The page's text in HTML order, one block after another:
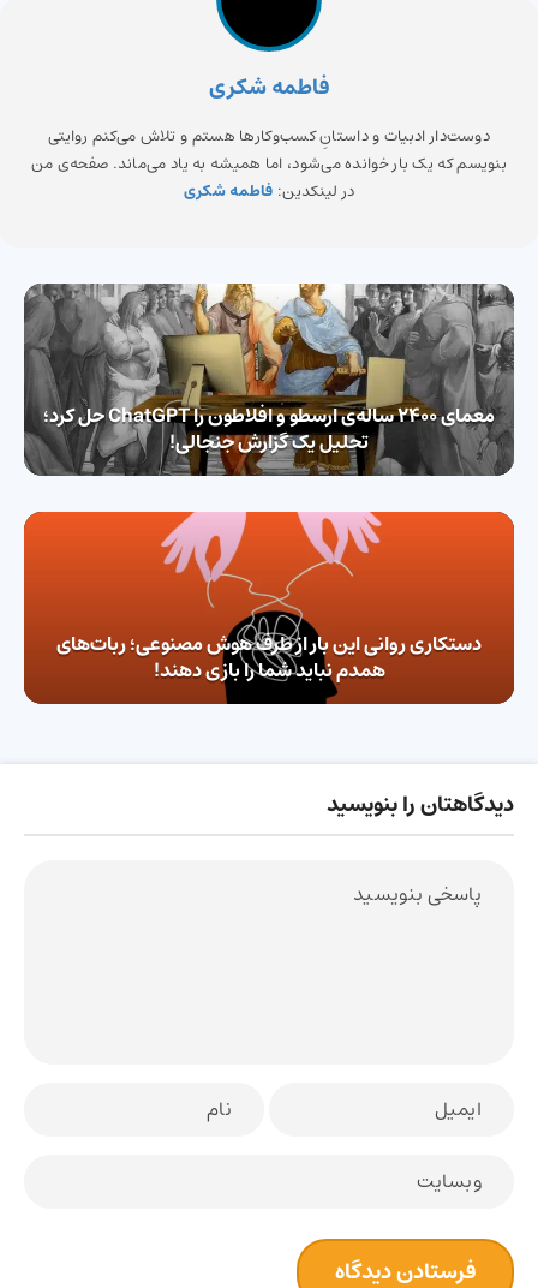
فاطمه شکری
دوست‌دار ادبیات و داستانِ کسب‌وکارها هستم و تلاش می‌کنم روایتی
بنویسم که یک بار خوانده می‌شود، اما همیشه به یاد می‌ماند. صفحه‌ی من
در لینکدین: فاطمه شکری
معمای 2400 ساله‌ی ارسطو و افلاطون را ChatGPT حل کرد؛
تحلیل یک گزارش جنجالی!
دستکاری روانی این بار از طرف هوش مصنوعی؛ ربات‌های
همدم نباید شما را بازی دهند!
دیدگاهتان را بنویسید